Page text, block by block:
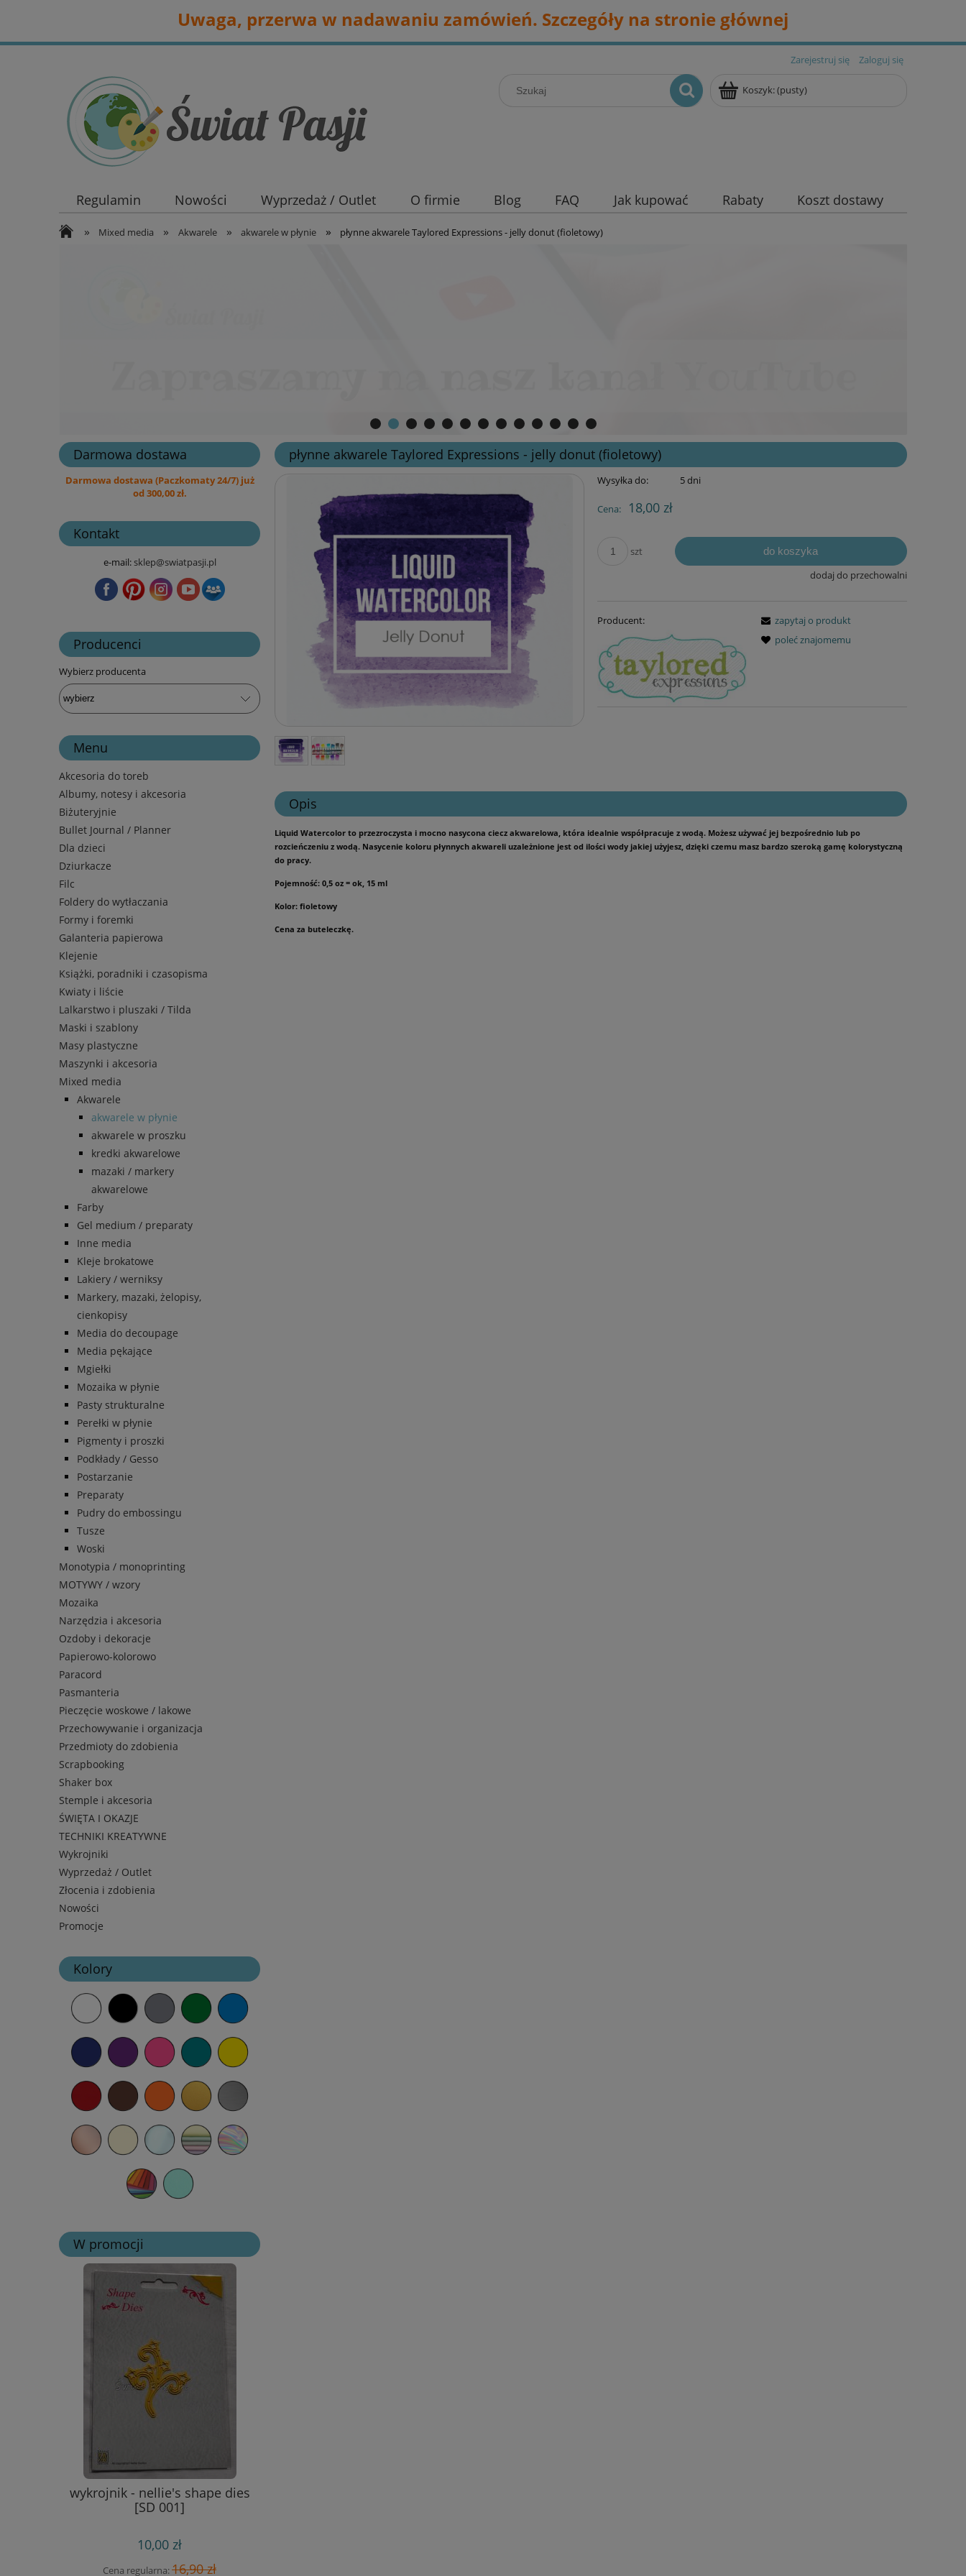
Uwaga, przerwa w nadawaniu zamówień. Szczegóły na stronie głównej
Zarejestruj się Zaloguj się
Koszyk:(pusty)
Regulamin Nowości Wyprzedaż / Outlet O firmie Blog FAQ Jak kupować Rabaty Koszt dostawy
» Mixed media » Akwarele » akwarele w płynie » płynne akwarele Taylored Expressions - jelly donut (fioletowy)
Darmowa dostawa
Darmowa dostawa (Paczkomaty 24/7) już
od 300,00 zł.
Kontakt
e-mail:sklep@swiatpasji.pl
Producenci
Wybierz producenta
Menu
Akcesoria do toreb
Albumy, notesy i akcesoria
Biżuteryjnie
Bullet Journal / Planner
Dla dzieci
Dziurkacze
Filc
Foldery do wytłaczania
Formy i foremki
Galanteria papierowa
Klejenie
Książki, poradniki i czasopisma
Kwiaty i liście
Lalkarstwo i pluszaki / Tilda
Maski i szablony
Masy plastyczne
Maszynki i akcesoria
Mixed media
Akwarele
akwarele w płynie
akwarele w proszku
kredki akwarelowe
mazaki / markery
akwarelowe
Farby
Gel medium / preparaty
Inne media
Kleje brokatowe
Lakiery / werniksy
Markery, mazaki, żelopisy,
cienkopisy
Media do decoupage
Media pękające
Mgiełki
Mozaika w płynie
Pasty strukturalne
Perełki w płynie
Pigmenty i proszki
Podkłady / Gesso
Postarzanie
Preparaty
Pudry do embossingu
Tusze
Woski
Monotypia / monoprinting
MOTYWY / wzory
Mozaika
Narzędzia i akcesoria
Ozdoby i dekoracje
Papierowo-kolorowo
Paracord
Pasmanteria
Pieczęcie woskowe / lakowe
Przechowywanie i organizacja
Przedmioty do zdobienia
Scrapbooking
Shaker box
Stemple i akcesoria
ŚWIĘTA I OKAZJE
TECHNIKI KREATYWNE
Wykrojniki
Wyprzedaż / Outlet
Złocenia i zdobienia
Nowości
Promocje
Kolory
W promocji
wykrojnik - nellie's shape dies
[SD 001]
10,00 zł
Cena regularna:16,90 zł
płynne akwarele Taylored Expressions - jelly donut (fioletowy)
Wysyłka do: 5 dni
Cena: 18,00 zł
szt do koszyka
dodaj do przechowalni
Producent:
zapytaj o produkt
poleć znajomemu
Opis
Liquid Watercolor to przezroczysta i mocno nasycona ciecz akwarelowa, która idealnie współpracuje z wodą. Możesz używać jej bezpośrednio lub po
rozcieńczeniu z wodą. Nasycenie koloru płynnych akwareli uzależnione jest od ilości wody jakiej użyjesz, dzięki czemu masz bardzo szeroką gamę kolorystyczną
do pracy.
Pojemność: 0,5 oz = ok, 15 ml
Kolor: fioletowy
Cena za buteleczkę.